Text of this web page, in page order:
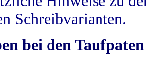
Schreibvarianten.
bei den Taufpaten